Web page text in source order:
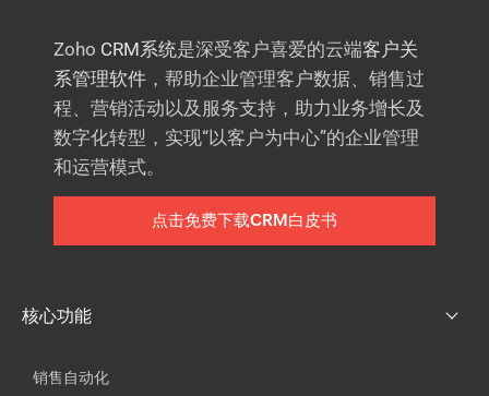
Zoho CRM系统是深受客户喜爱的云端客户关
系管理软件 ，帮助企业管理客户数据、销售过
程、营销活动以及服务支持，助力业务增长及
数字化转型，实现“以客户为中心”的企业管理
和运营模式。
点击免费下载CRM白皮书
核心功能
销售自动化